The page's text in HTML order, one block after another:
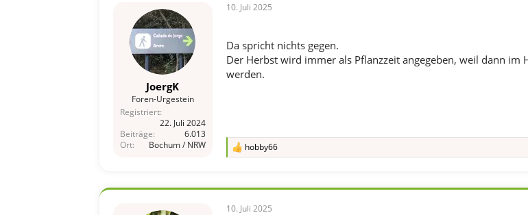
JoergK
Foren-Urgestein
Registriert
22. Juli 2024
Beiträge
6.013
Ort
Bochum / NRW
10. Juli 2025
Da spricht nichts gegen.
Der Herbst wird immer als Pflanzzeit angegeben, weil dann
werden.
R
i
hobby66
10. Juli 2025